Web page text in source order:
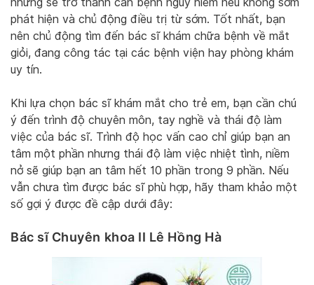
phát hiện và chủ động điều trị từ sớm. Tốt nhất, bạn
nên chủ động tìm đến bác sĩ khám chữa bệnh về mắt
giỏi, đang công tác tại các bệnh viện hay phòng khám
uy tín.
Khi lựa chọn bác sĩ khám mắt cho trẻ em, bạn cần chú
ý đến trình độ chuyên môn, tay nghề và thái độ làm
việc của bác sĩ. Trình độ học vấn cao chỉ giúp bạn an
tâm một phần nhưng thái độ làm việc nhiệt tình, niềm
nở sẽ giúp bạn an tâm hết 10 phần trong 9 phần. Nếu
vẫn chưa tìm được bác sĩ phù hợp, hãy tham khảo một
số gợi ý được đề cập dưới đây:
Bác sĩ Chuyên khoa II Lê Hồng Hà